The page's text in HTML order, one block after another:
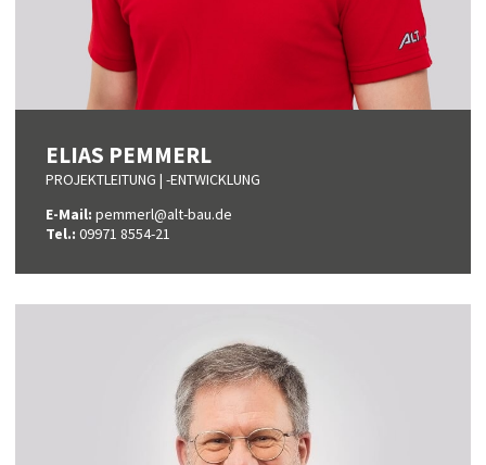
ELIAS PEMMERL
PROJEKTLEITUNG | -ENTWICKLUNG
E-Mail: pemmerl@alt-bau.de
Tel.: 09971 8554-21